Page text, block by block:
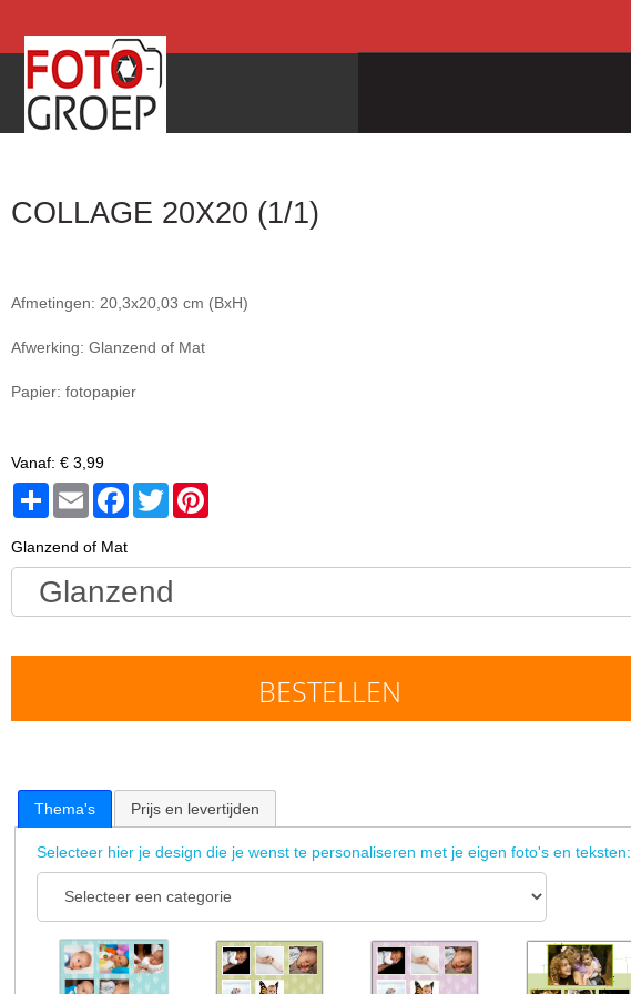
COLLAGE 20X20 (1/1)
Afmetingen: 20,3x20,03 cm (BxH)
Afwerking: Glanzend of Mat
Papier: fotopapier
Vanaf: € 3,99
Share Email Facebook
Twitter
Glanzend of Mat
BESTELLEN
Thema's Prijs en levertijden
Selecteer hier je design die je wenst te personaliseren met je eigen foto's en teksten: